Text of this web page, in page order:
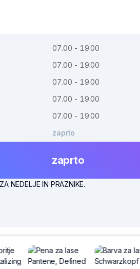
07.00 - 19.00
07.00 - 19.00
07.00 - 19.00
07.00 - 19.00
07.00 - 19.00
zaprto
zaprto
NEDELJE IN PRAZNIKE.